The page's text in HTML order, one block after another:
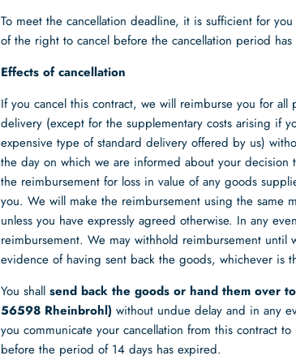
To meet the cancellation deadline, it is sufficient for
of the right to cancel before the cancellation period
Effects of cancellation
If you cancel this contract, we will reimburse you for
delivery (except for the supplementary costs arising if
expensive type of standard delivery offered by us)
the day on which we are informed about your
the reimbursement for loss in value of any goods
you. We will make the reimbursement using the same
unless you have expressly agreed otherwise. In any
reimbursement. We may withhold reimbursement
evidence of having sent back the goods, whichever is
You shall send back the goods or hand them over
56598 Rheinbrohl) without undue delay and in any
you communicate your cancellation from this contract
before the period of 14 days has expired.